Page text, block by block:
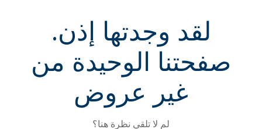
لقد وجدتها إذن.
صفحتنا الوحيدة من
غير عروض
لم لا تلقي نظرة هنا؟